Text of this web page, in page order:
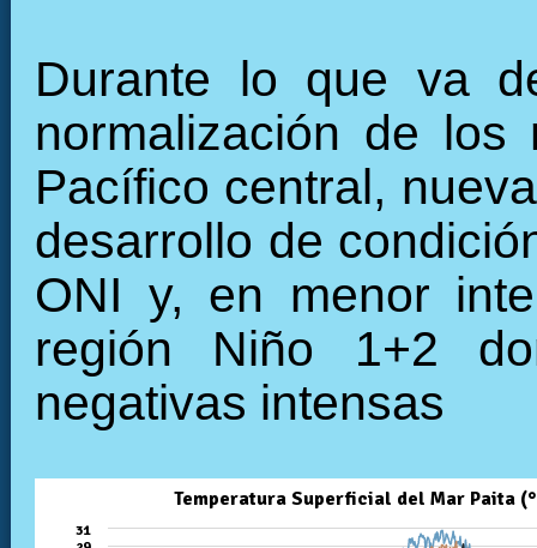
Durante lo que va
normalización de
Pacífico central,
desarrollo de
ONI y, en menor
región Niño 1+2
negativas intensas